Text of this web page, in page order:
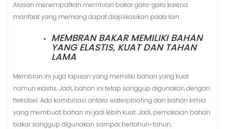
Alasan menempatkan membran bakar gara-gara karena
manfaat yang memang dapat diaplikasikan pada lain:
MEMBRAN BAKAR MEMILIKI BAHAN
YANG ELASTIS, KUAT DAN TAHAN
LAMA
Membran ini juga lapisan yang memiliki bahan yang kuat
namun elastis. Jadi, bahan ini tetap sanggup digunakan dengan
fleksibel. Ada kombinasi antara waterproofing dan bahan kimia
yang membuat bahan ini jadi lebih kuat. Jadi, pemakaian bahan
bakar sanggup digunakan sampai bertahun-tahun.